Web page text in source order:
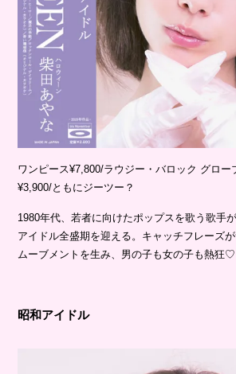
ワンピース¥7,800/ラウジー・バロック グロー
¥3,900/ともにジーツー？
1980年代、若者に向けたポップスを歌う歌手
アイドル全盛期を迎える。キャッチフレーズ
ムーブメントを生み、男の子も女の子も熱狂♡
昭和アイドル